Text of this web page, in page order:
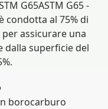
G65ASTM G65 -
condotta al 75% di
assicurare una
dalla superficie del
borocarburo